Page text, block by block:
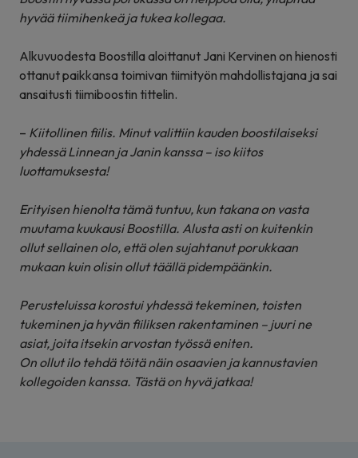
hyvää tiimihenkeä ja tukea kollegaa.
Alkuvuodesta Boostilla aloittanut Jani Kervinen on hienosti
ottanut paikkansa toimivan tiimityön mahdollistajana ja sai
ansaitusti tiimiboostin tittelin.
– Kiitollinen fiilis. Minut valittiin kauden boostilaiseksi
yhdessä Linnean ja Janin kanssa – iso kiitos
luottamuksesta!
Erityisen hienolta tämä tuntuu, kun takana on vasta
muutama kuukausi Boostilla. Alusta asti on kuitenkin
ollut sellainen olo, että olen sujahtanut porukkaan
mukaan kuin olisin ollut täällä pidempäänkin.
Perusteluissa korostui yhdessä tekeminen, toisten
tukeminen ja hyvän fiiliksen rakentaminen – juuri ne
asiat, joita itsekin arvostan työssä eniten.
On ollut ilo tehdä töitä näin osaavien ja kannustavien
kollegoiden kanssa. Tästä on hyvä jatkaa!